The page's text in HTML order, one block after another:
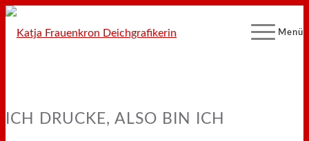
Menü
ICH DRUCKE, ALSO BIN ICH